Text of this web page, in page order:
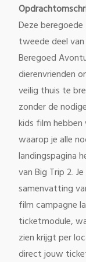
Deze
tweede deel van
Beregoed
dierenvrienden
veilig thuis te
zonder de
kids film
waarop je alle
landingspagina
van Big Trip 2.
samenvatting
film campagne
ticketmodule,
zien krijgt per
direct jouw